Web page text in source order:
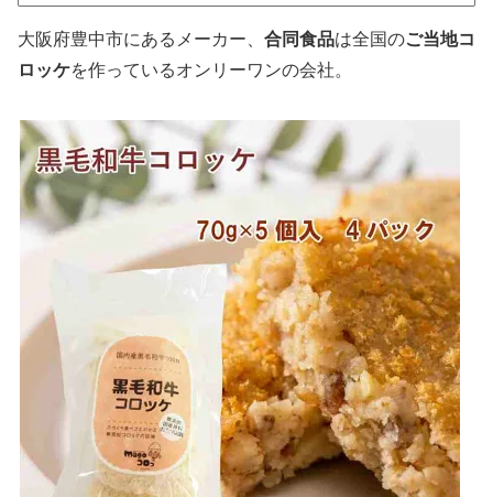
大阪府豊中市にあるメーカー、 合同食品は全国のご当地コ
ロッケを作っているオンリーワンの会社。